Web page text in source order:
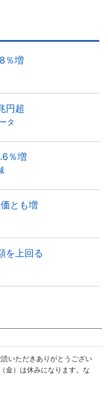
％増
円超
タ
％増
とも増
を上回る
いただきありがとうござい
金）は休みになります。な